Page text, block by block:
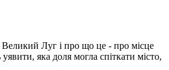
Великий Луг і про що це - про місце
яка доля могла спіткати місто,